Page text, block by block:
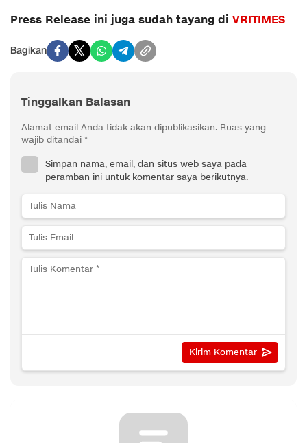
Press Release ini juga sudah tayang di VRITIMES
Bagikan
Tinggalkan Balasan
Alamat email Anda tidak akan dipublikasikan. Ruas yang
wajib ditandai *
Simpan nama, email, dan situs web saya pada
peramban ini untuk komentar saya berikutnya.